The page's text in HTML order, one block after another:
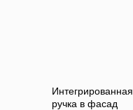
Интегрированная
ручка в фасад